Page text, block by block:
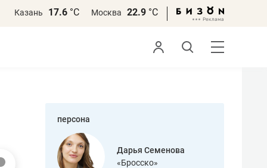
Казань 17.6 °С Москва 22.9 °С
персона
Дарья Семенова
«Бросско»